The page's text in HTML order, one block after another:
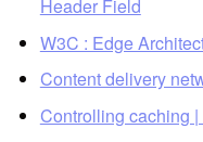
Header Field
W3C : Edge
Content delivery
Controlling caching